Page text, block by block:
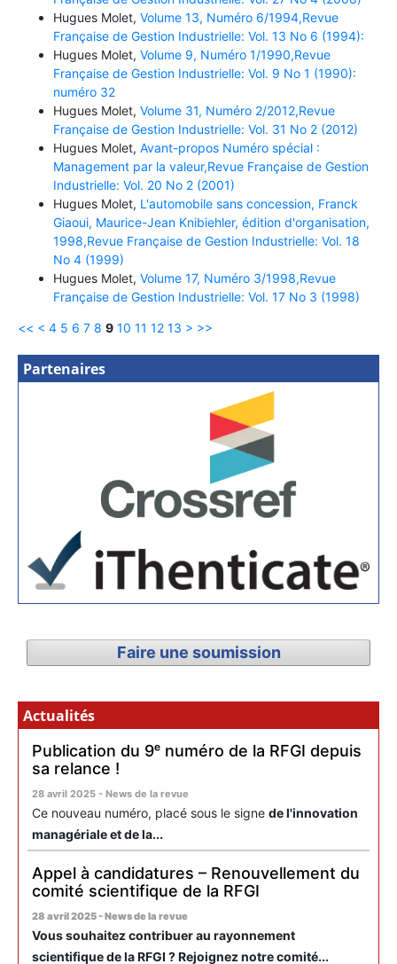
Hugues Molet, Volume 13, Numéro 6/1994,Revue
Française de Gestion Industrielle: Vol. 13 No 6 (1994):
Hugues Molet, Volume 9, Numéro 1/1990,Revue
Française de Gestion Industrielle: Vol. 9 No 1 (1990):
numéro 32
Hugues Molet, Volume 31, Numéro 2/2012,Revue
Française de Gestion Industrielle: Vol. 31 No 2 (2012)
Hugues Molet, Avant-propos Numéro spécial :
Management par la valeur,Revue Française de Gestion
Industrielle: Vol. 20 No 2 (2001)
Hugues Molet, L'automobile sans concession, Franck
Giaoui, Maurice-Jean Knibiehler, édition d'organisation,
1998,Revue Française de Gestion Industrielle: Vol. 18
No 4 (1999)
Hugues Molet, Volume 17, Numéro 3/1998,Revue
Française de Gestion Industrielle: Vol. 17 No 3 (1998)
<< < 4 5 6 7 8 9 10 11 12 13 > >>
Partenaires
Faire une soumission
Actualités
Publication du 9ᵉ numéro de la RFGI depuis
sa relance !
28 avril 2025 - News de la revue
Ce nouveau numéro, placé sous le signe de l'innovation
managériale et de la...
Appel à candidatures – Renouvellement du
comité scientifique de la RFGI
28 avril 2025 - News de la revue
Vous souhaitez contribuer au rayonnement
scientifique de la RFGI ? Rejoignez notre comité...